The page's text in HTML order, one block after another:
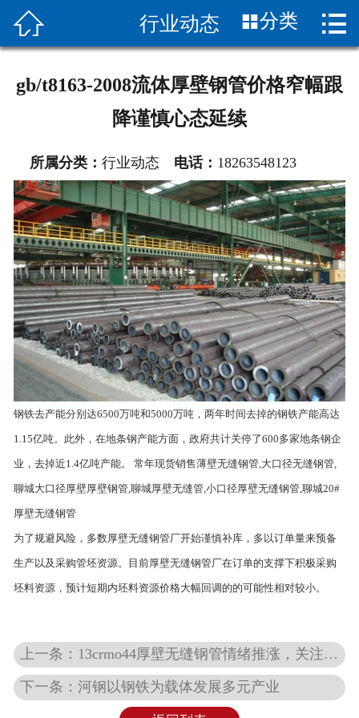
 首页
产品知识
工程案例
联系我们
 行业动态 分类 
gb/t8163-2008流体厚壁钢管价格窄幅跟
降谨慎心态延续
所属分类： 行业动态 电话： 18263548123
钢铁去产能分别达6500万吨和5000万吨，两年时间去掉的钢铁产能高达
1.15亿吨。此外，在地条钢产能方面，政府共计关停了600多家地条钢企
业，去掉近1.4亿吨产能。 常年现货销售薄壁无缝钢管,大口径无缝钢管,
聊城大口径厚壁厚壁钢管,聊城厚壁无缝管,小口径厚壁无缝钢管,聊城20#
厚壁无缝钢管
为了规避风险，多数厚壁无缝钢管厂开始谨慎补库，多以订单量来预备
生产以及采购管坯资源。目前厚壁无缝钢管厂在订单的支撑下积极采购
坯料资源，预计短期内坯料资源价格大幅回调的的可能性相对较小。
上一条：13crmo44厚壁无缝钢管情绪推涨，关注销量
下一条：河钢以钢铁为载体发展多元产业